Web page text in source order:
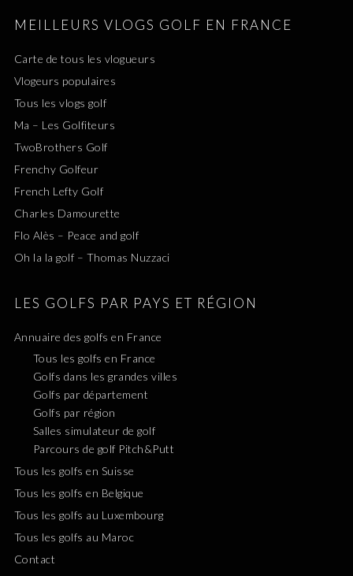
MEILLEURS VLOGS GOLF EN FRANCE
Carte de tous les vlogueurs
Vlogeurs populaires
Tous les vlogs golf
Ma – Les Golfiteurs
TwoBrothers Golf
Frenchy Golfeur
French Lefty Golf
Charles Damourette
Flo Alès – Peace and golf
Oh la la golf – Thomas Nuzzaci
LES GOLFS PAR PAYS ET RÉGION
Annuaire des golfs en France
Tous les golfs en France
Golfs dans les grandes villes
Golfs par département
Golfs par région
Salles simulateur de golf
Parcours de golf Pitch&Putt
Tous les golfs en Suisse
Tous les golfs en Belgique
Tous les golfs au Luxembourg
Tous les golfs au Maroc
Contact